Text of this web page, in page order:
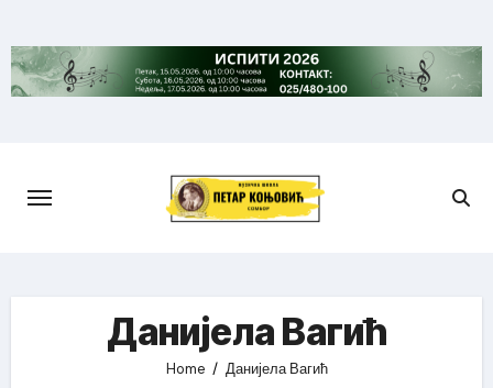
to
content
Данијела Вагић
Home Данијела Вагић